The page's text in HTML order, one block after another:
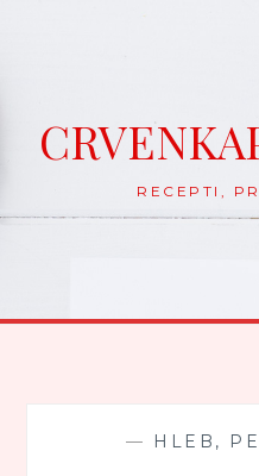
RECEPTI,
— HLEB,